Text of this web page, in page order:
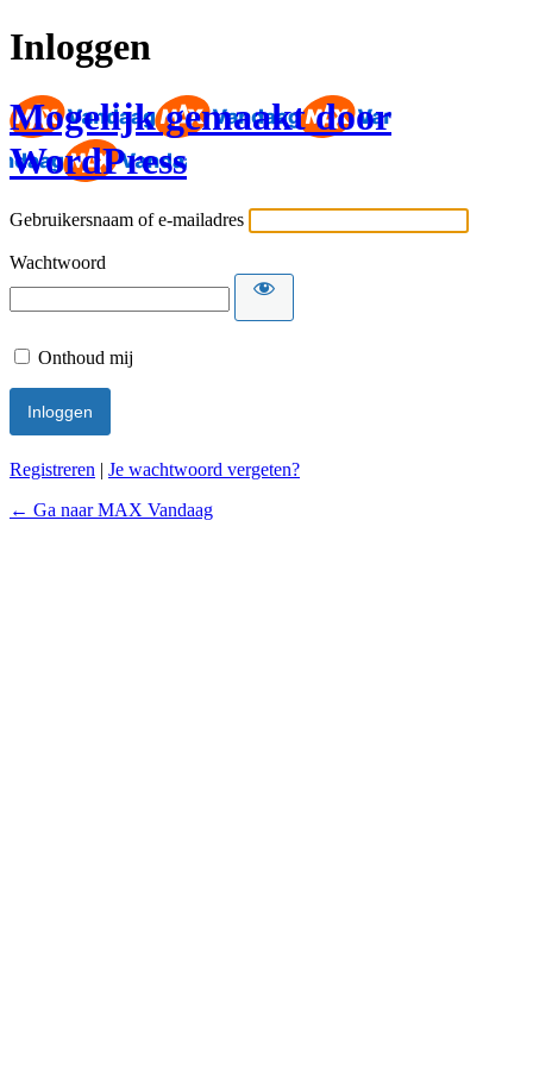
Inloggen
Mogelijk gemaakt door
WordPress
Gebruikersnaam of e-mailadres
Wachtwoord
Onthoud mij
Registreren | Je wachtwoord vergeten?
← Ga naar MAX Vandaag